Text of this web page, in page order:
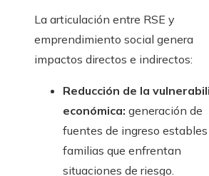
La articulación entre RSE y
emprendimiento social genera
impactos directos e indirectos:
Reducción de la
económica: generación de
fuentes de ingreso
familias que enfrentan
situaciones de riesgo.